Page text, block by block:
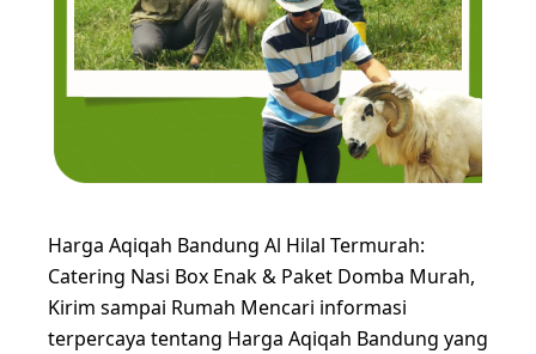
Harga Aqiqah Bandung Al Hilal Termurah:
Catering Nasi Box Enak & Paket Domba Murah,
Kirim sampai Rumah Mencari informasi
terpercaya tentang Harga Aqiqah Bandung yang